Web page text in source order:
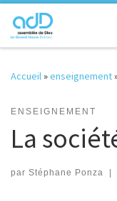
Passer au contenu
Accueil»enseignement
ENSEIGNEMENT
La
par Stéphane Ponza |